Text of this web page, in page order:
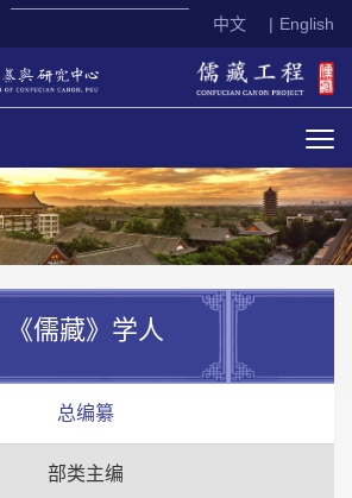
中文 | English
《儒藏》学人
总编纂
部类主编